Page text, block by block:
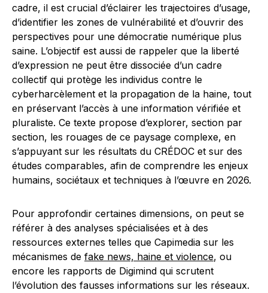
cadre, il est crucial d’éclairer les trajectoires d’usage,
d’identifier les zones de vulnérabilité et d’ouvrir des
perspectives pour une démocratie numérique plus
saine. L’objectif est aussi de rappeler que la liberté
d’expression ne peut être dissociée d’un cadre
collectif qui protège les individus contre le
cyberharcèlement et la propagation de la haine, tout
en préservant l’accès à une information vérifiée et
pluraliste. Ce texte propose d’explorer, section par
section, les rouages de ce paysage complexe, en
s’appuyant sur les résultats du CRÉDOC et sur des
études comparables, afin de comprendre les enjeux
humains, sociétaux et techniques à l’œuvre en 2026.
Pour approfondir certaines dimensions, on peut se
référer à des analyses spécialisées et à des
ressources externes telles que Capimedia sur les
mécanismes de fake news, haine et violence, ou
encore les rapports de Digimind qui scrutent
l’évolution des fausses informations sur les réseaux.